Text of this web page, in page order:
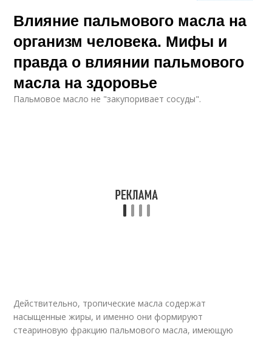
Масло в развитых
странах
Влияние пальмового масла на
организм человека. Мифы и
правда о влиянии пальмового
масла на здоровье
Пальмовое масло не "закупоривает сосуды".
Действительно, тропические масла содержат
насыщенные жиры, и именно они формируют
стеариновую фракцию пальмового масла, имеющую